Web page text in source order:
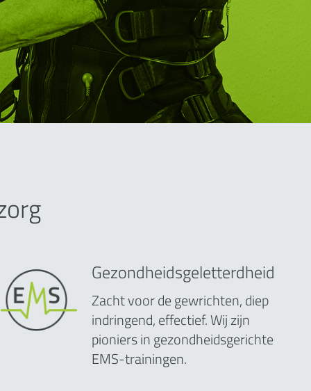
Gezondheidsgeletterdheid
Zacht voor de gewrichten, diep
indringend, effectief. Wij zijn
pioniers in gezondheidsgerichte
EMS-trainingen.